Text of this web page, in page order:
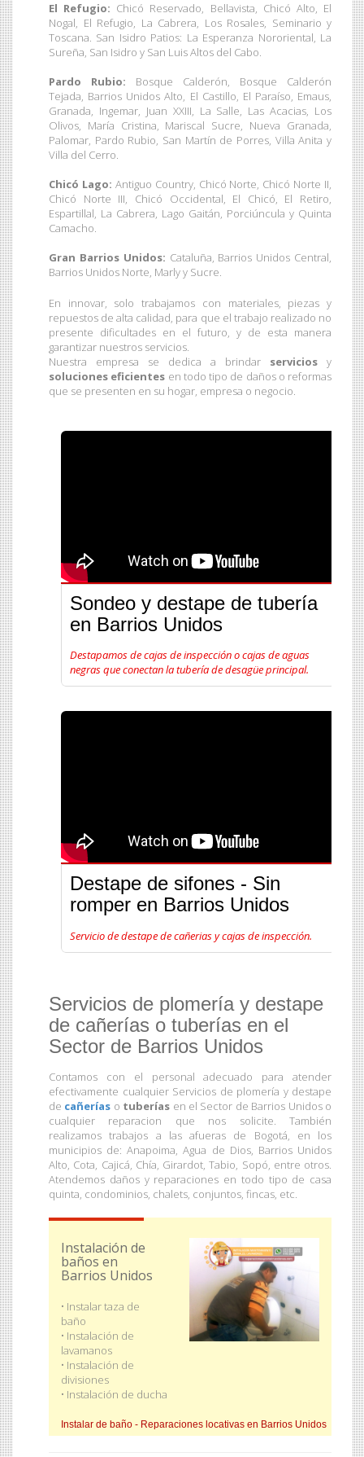
El Refugio: Chicó Reservado, Bellavista, Chicó Alto, El
Nogal, El Refugio, La Cabrera, Los Rosales, Seminario y
Toscana. San Isidro Patios: La Esperanza Nororiental, La
Sureña, San Isidro y San Luis Altos del Cabo.
Pardo Rubio: Bosque Calderón, Bosque Calderón
Tejada, Barrios Unidos Alto, El Castillo, El Paraíso, Emaus,
Granada, Ingemar, Juan XXIII, La Salle, Las Acacias, Los
Olivos, María Cristina, Mariscal Sucre, Nueva Granada,
Palomar, Pardo Rubio, San Martín de Porres, Villa Anita y
Villa del Cerro.
Chicó Lago: Antiguo Country, Chicó Norte, Chicó Norte II,
Chicó Norte III, Chicó Occidental, El Chicó, El Retiro,
Espartillal, La Cabrera, Lago Gaitán, Porciúncula y Quinta
Camacho.
Gran Barrios Unidos: Cataluña, Barrios Unidos Central,
Barrios Unidos Norte, Marly y Sucre.
En innovar, solo trabajamos con materiales, piezas y
repuestos de alta calidad, para que el trabajo realizado no
presente dificultades en el futuro, y de esta manera
garantizar nuestros servicios.
Nuestra empresa se dedica a brindar servicios y
soluciones eficientes en todo tipo de daños o reformas
que se presenten en su hogar, empresa o negocio.
Sondeo y destape de tubería
en Barrios Unidos
Destapamos de cajas de inspección o cajas de aguas
negras que conectan la tubería de desagüe principal.
Destape de sifones - Sin
romper en Barrios Unidos
Servicio de destape de cañerias y cajas de inspección.
Servicios de plomería y destape
de cañerías o tuberías en el
Sector de Barrios Unidos
Contamos con el personal adecuado para atender
efectivamente cualquier Servicios de plomería y destape
de cañerías o tuberías en el Sector de Barrios Unidos o
cualquier reparacion que nos solicite. También
realizamos trabajos a las afueras de Bogotá, en los
municipios de: Anapoima, Agua de Dios, Barrios Unidos
Alto, Cota, Cajicá, Chía, Girardot, Tabio, Sopó, entre otros.
Atendemos daños y reparaciones en todo tipo de casa
quinta, condominios, chalets, conjuntos, fincas, etc.
Instalación de
baños en
Barrios Unidos
• Instalar taza de
baño
• Instalación de
lavamanos
• Instalación de
divisiones
• Instalación de ducha
Instalar de baño - Reparaciones locativas en Barrios Unidos